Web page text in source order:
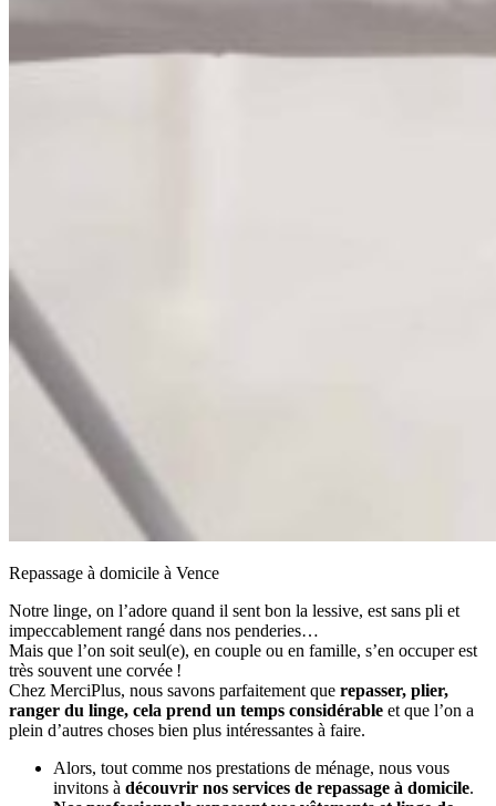
Repassage à domicile à Vence
Notre linge, on l’adore quand il sent bon la lessive, est sans pli et
impeccablement rangé dans nos penderies…
Mais que l’on soit seul(e), en couple ou en famille, s’en occuper est
très souvent une corvée !
Chez MerciPlus, nous savons parfaitement que repasser, plier,
ranger du linge, cela prend un temps considérable et que l’on a
plein d’autres choses bien plus intéressantes à faire.
Alors, tout comme nos prestations de ménage, nous vous
invitons à découvrir nos services de repassage à domicile.